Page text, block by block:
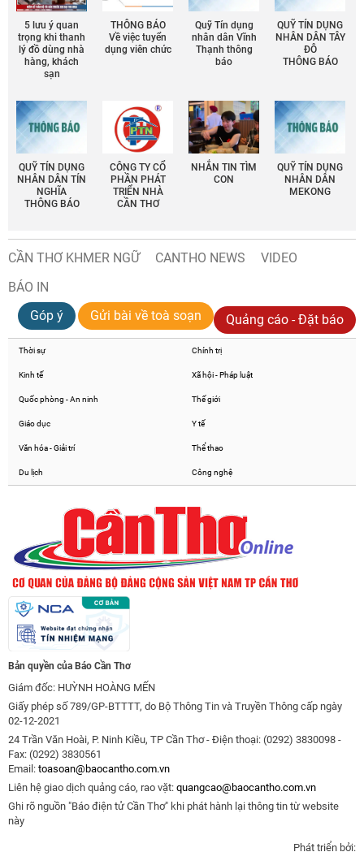
5 lưu ý quan
trọng khi thanh
lý đồ dùng nhà
hàng, khách
sạn
THÔNG BÁO
Về việc tuyển
dụng viên chức
Quỹ Tín dụng
nhân dân Vĩnh
Thạnh thông
báo
QUỸ TÍN DỤNG
NHÂN DÂN TÂY
ĐÔ
THÔNG BÁO
QUỸ TÍN DỤNG
NHÂN DÂN TÍN
NGHĨA
THÔNG BÁO
CÔNG TY CỔ
PHẦN PHÁT
TRIỂN NHÀ
CẦN THƠ
NHẮN TIN TÌM
CON
QUỸ TÍN DỤNG
NHÂN DÂN
MEKONG
CẦN THƠ KHMER NGỮ CANTHO NEWS
VIDEO
BÁO IN
Góp ý
Gửi bài về toà soạn Quảng cáo - Đặt báo
Thời sự Chính trị
Kinh tế Xã hội - Pháp luật
Quốc phòng - An ninh Thế giới
Giáo dục Y tế
Văn hóa - Giải trí Thể thao
Du lịch Công nghệ
Bản quyền của Báo Cần Thơ
Giám đốc: HUỲNH HOÀNG MẾN
Giấy phép số 789/GP-BTTTT, do Bộ Thông Tin và Truyền Thông cấp ngày
02-12-2021
24 Trần Văn Hoài, P. Ninh Kiều, TP Cần Thơ - Điện thoại: (0292) 3830098 -
Fax: (0292) 3830561
Email: toasoan@baocantho.com.vn
Liên hệ giao dịch quảng cáo, rao vặt: quangcao@baocantho.com.vn
Ghi rõ nguồn "Báo điện tử Cần Thơ" khi phát hành lại thông tin từ website
này
Phát triển bởi: